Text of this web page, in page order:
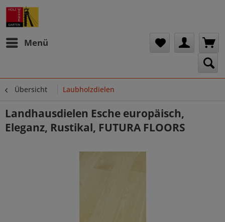
Menü
Übersicht Laubholzdielen
Landhausdielen Esche europäisch,
Eleganz, Rustikal, FUTURA FLOORS